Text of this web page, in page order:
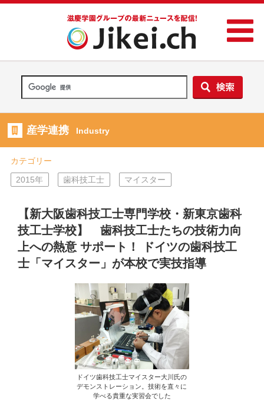
産学連携 Industry
カテゴリー
2015年
歯科技工士 マイスター
【新大阪歯科技工士専門学校・新東京歯科
技工士学校】 歯科技工士たちの技術力向
上への熱意 サポート！ ドイツの歯科技工
士「マイスター」が本校で実技指導
ドイツ歯科技工士マイスター大川氏の
デモンストレーション。技術を直々に
学べる貴重な実習会でした